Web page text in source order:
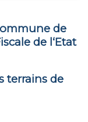
de
de l‘Etat
terrains de